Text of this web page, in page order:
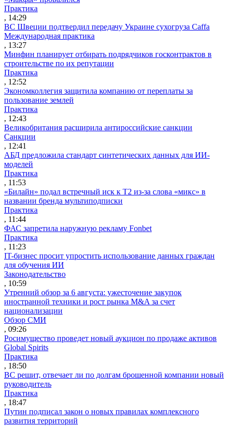
Практика
, 14:29
ВС Швеции подтвердил передачу Украине сухогруза Caffa
Международная практика
, 13:27
Минфин планирует отбирать подрядчиков госконтрактов в
строительстве по их репутации
Практика
, 12:52
Экономколлегия защитила компанию от переплаты за
пользование землей
Практика
, 12:43
Великобритания расширила антироссийские санкции
Санкции
, 12:41
АБД предложила стандарт синтетических данных для ИИ-
моделей
Практика
, 11:53
«Билайн» подал встречный иск к Т2 из-за слова «микс» в
названии бренда мультиподписки
Практика
, 11:44
ФАС запретила наружную рекламу Fonbet
Практика
, 11:23
IT-бизнес просит упростить использование данных граждан
для обучения ИИ
Законодательство
, 10:59
Утренний обзор за 6 августа: ужесточение закупок
иностранной техники и рост рынка M&A за счет
национализации
Обзор СМИ
, 09:26
Росимущество проведет новый аукцион по продаже активов
Global Spirits
Практика
, 18:50
ВС решит, отвечает ли по долгам брошенной компании новый
руководитель
Практика
, 18:47
Путин подписал закон о новых правилах комплексного
развития территорий